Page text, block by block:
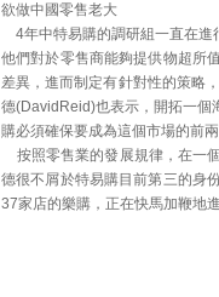
欲做中國零售老大
4年中特易購的調研組一直在進
他們對於零售商能夠提供物超所
差異，進而制定有針對性的策略
德(DavidReid)也表示，開拓一個
購必須確保要成為這個市場的前
按照零售業的發展規律，在一
德很不屑於特易購目前第三的身
37家店的樂購，正在快馬加鞭地